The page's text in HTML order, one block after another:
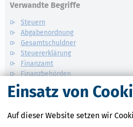
Einsatz von
Auf dieser Website setzen wir
Verwandte Begriffe
Steuern
Abgabenordnung
Gesamtschuldner
Steuererklärung
Finanzamt
Finanzbehörden
Steuernachforderung / Verzinsung